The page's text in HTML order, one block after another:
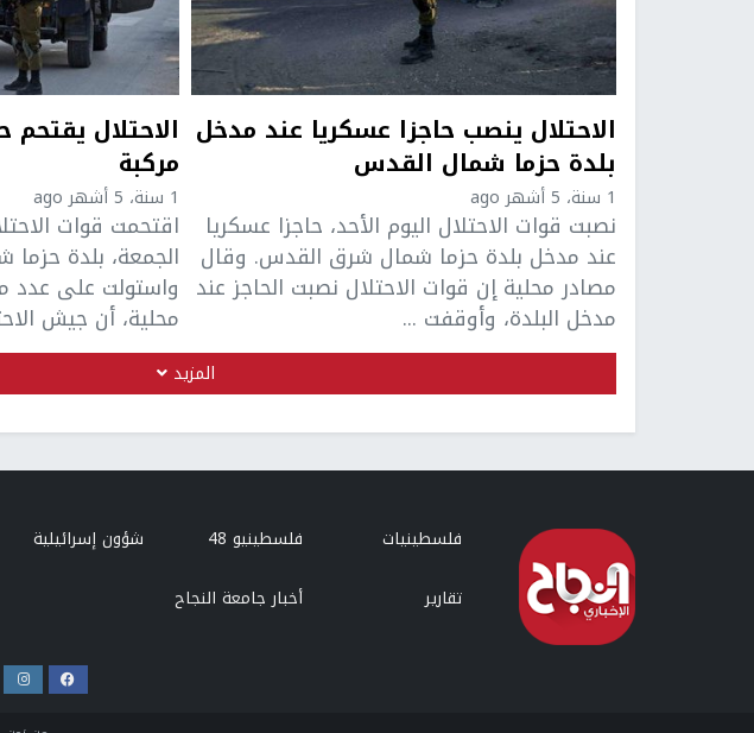
الاحتلال ينصب حاجزا عسكريا عند مدخل
بلدة حزما شمال القدس
1 سنة، 5 أشهر ago
نصبت قوات الاحتلال اليوم الأحد، حاجزا عسكريا
عند مدخل بلدة حزما شمال شرق القدس. وقال
مصادر محلية إن قوات الاحتلال نصبت الحاجز عند
مدخل البلدة، وأوقفت ...
مركبة
1 سنة، 5 أشهر ago
اقتحمت قوات
الجمعة، بلدة
واستولت على عدد
محلية، أن جيش
المزيد
فلسطينيات فلسطينيو 48 شؤون إسرائيلية
تقارير
أخبار جامعة النجاح